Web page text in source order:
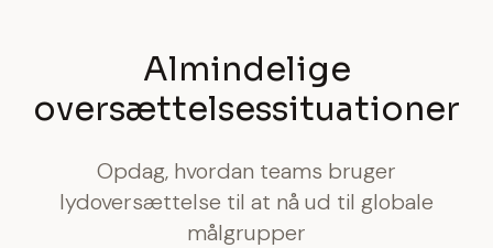
Almindelige
oversættelsessituationer
Opdag, hvordan teams bruger
lydoversættelse til at nå ud til globale
målgrupper